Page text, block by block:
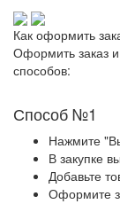
Как оформить
Оформить заказ
способов:
Способ №1
Нажмите
В закупке
Добавьте
Оформите